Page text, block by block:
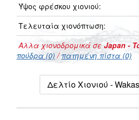
Ύψος φρέσκου χιονιού:
Τελευταία χιονόπτωση:
Αλλα χιονοδρομικά σεJapan -
πούδρα (0) /πατημένη πίστα (0)
Δελτίο Χιονιού -